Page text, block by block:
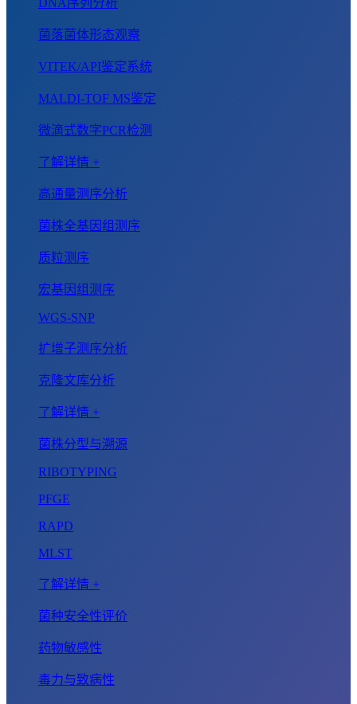
DNA序列分析
菌落菌体形态观察
VITEK/API鉴定系统
MALDI-TOF MS鉴定
微滴式数字PCR检测
了解详情 +
高通量测序分析
菌株全基因组测序
质粒测序
宏基因组测序
WGS-SNP
扩增子测序分析
克隆文库分析
了解详情 +
菌株分型与溯源
RIBOTYPING
PFGE
RAPD
MLST
了解详情 +
菌种安全性评价
药物敏感性
毒力与致病性